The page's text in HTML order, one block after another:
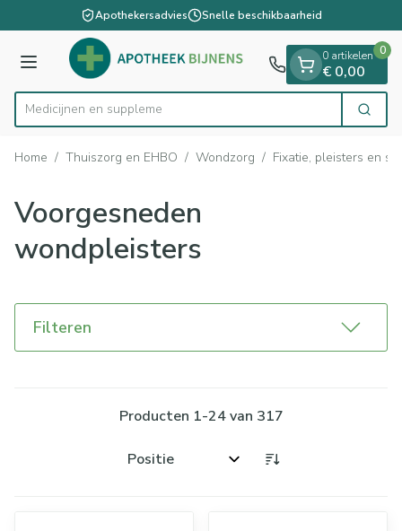
Ga naar de inhoudApothekersadvies Snelle beschikbaarheid
Menu
Product, merk, categorie...
Me Zoek
0 artikelen
€ 0,00
0
Home / Thuiszorg en EHBO / Wondzorg / Fixatie, pleisters en
Voorgesneden
wondpleisters
Filteren
Producten 1-24van 317
Sorteer op: